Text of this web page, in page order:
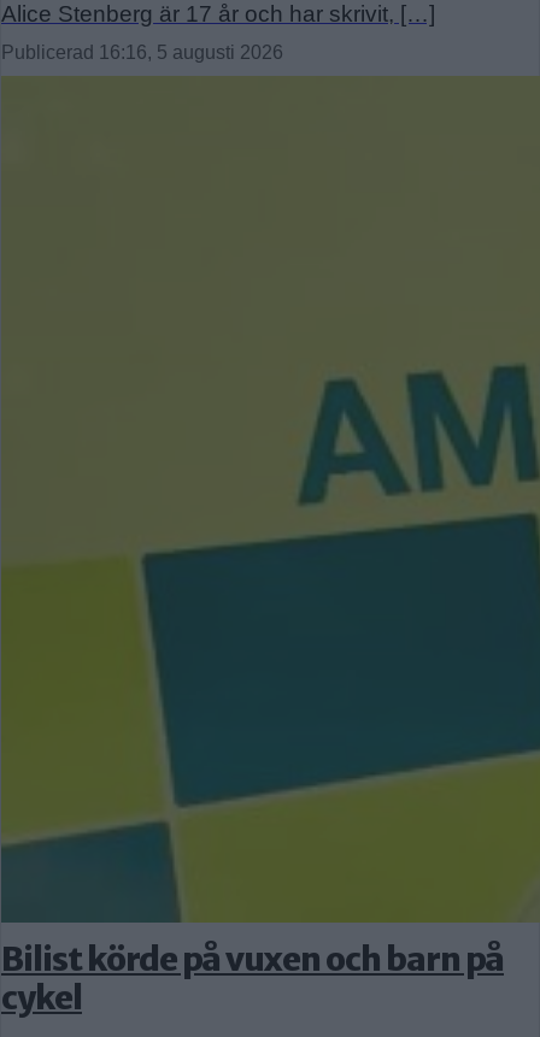
Alice Stenberg är 17 år och har skrivit, […]
Publicerad 16:16, 5 augusti 2026
Bilist körde på vuxen och barn på
cykel